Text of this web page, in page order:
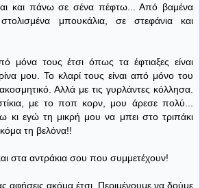
και πάνω σε σένα πέφτω... Από βαμένα
στολισμένα μπουκάλια, σε στεφάνια και
μόνα τους έτσι όπως τα έφτιαξες είναι
μου. Το κλαρί τους είναι από μόνο του
Αλλά με τις γυρλάντες κόλλησα.
με το ποπ κορν, μου άρεσε πολύ...
κι εγώ τη μικρή μου να μπει στο τριπάκι
τη βελόνα!!
στα αντράκια σου που συμμετέχουν!
αφήσεις ακόμα έτσι. Περιμένουμε να δούμε